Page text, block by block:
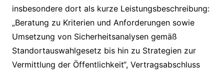
insbesondere dort als kurze Leistungsbeschreibung:
„Beratung zu Kriterien und Anforderungen sowie
Umsetzung von Sicherheitsanalysen gemäß
Standortauswahlgesetz bis hin zu Strategien zur
Vermittlung der Öffentlichkeit“, Vertragsabschluss